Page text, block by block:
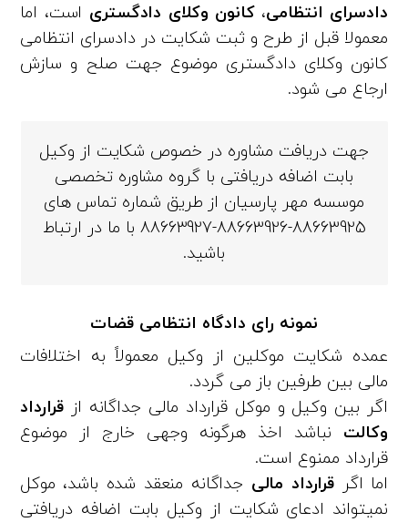
دادسرای انتظامی،کانون وکلای دادگستری است، اما
معمولا قبل از طرح و ثبت شکایت در دادسرای انتظامی
کانون وکلای دادگستری موضوع جهت صلح و سازش
ارجاع می‌ شود.
جهت دریافت مشاوره در خصوص شکایت از وکیل
بابت اضافه دریافتی با گروه مشاوره تخصصی
موسسه مهر پارسیان از طریق شماره تماس های
88663925-88663926-88663927 با ما در ارتباط
باشید.
نمونه رای دادگاه انتظامی قضات
عمده شکایت موکلین از وکیل معمولاً به اختلافات
مالی بین طرفین باز می‌ گردد.
اگر بین وکیل و موکل قرارداد مالی جداگانه از قرارداد
وکالت نباشد اخذ هرگونه وجهی خارج از موضوع
قرارداد ممنوع است.
اما اگر قرارداد مالی جداگانه منعقد شده باشد، موکل
نمیتواند ادعای شکایت از وکیل بابت اضافه دریافتی